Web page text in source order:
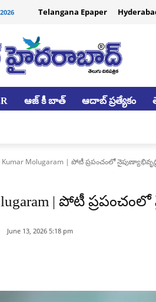
Telangana Epaper
ఆజ్ కీ బాత్ ఆదాబ్ ప్రత్యేకం
Kumar Molugaram | పోటీ ప్రపంచంలో
| పోటీ
June 13, 2026 5:18 pm